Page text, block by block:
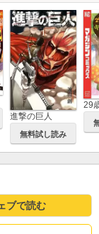
進撃の巨人
無料試し読み
ブで読む